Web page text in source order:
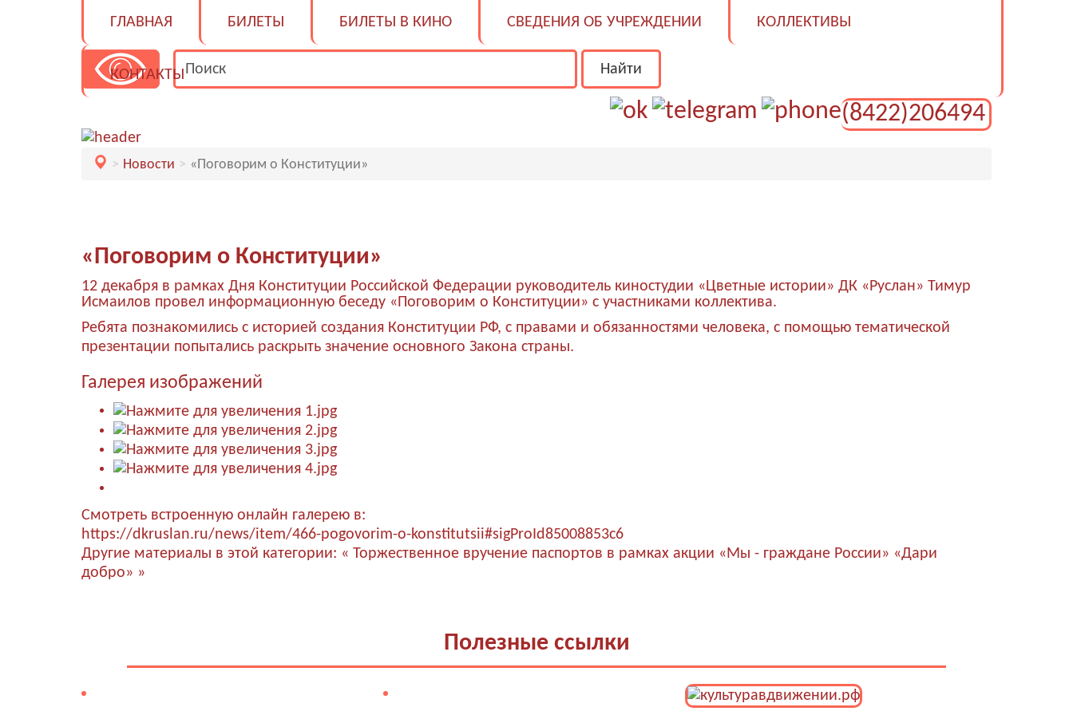
ГЛАВНАЯ БИЛЕТЫ БИЛЕТЫ В КИНО СВЕДЕНИЯ ОБ УЧРЕЖДЕНИИ КОЛЛЕКТИВЫ
КОНТАКТЫ
(8422)206494
Новости «Поговорим о Конституции»
«Поговорим о Конституции»
12 декабря в рамках Дня Конституции Российской Федерации руководитель киностудии «Цветные истории» ДК «Руслан» Тимур
Исмаилов провел информационную беседу «Поговорим о Конституции» с участниками коллектива.
Ребята познакомились с историей создания Конституции РФ, с правами и обязанностями человека, с помощью тематической
презентации попытались раскрыть значение основного Закона страны.
Галерея изображений
Смотреть встроенную онлайн галерею в:
https://dkruslan.ru/news/item/466-pogovorim-o-konstitutsii#sigProId85008853c6
Другие материалы в этой категории: « Торжественное вручение паспортов в рамках акции «Мы - граждане России» «Дари
добро» »
Полезные ссылки